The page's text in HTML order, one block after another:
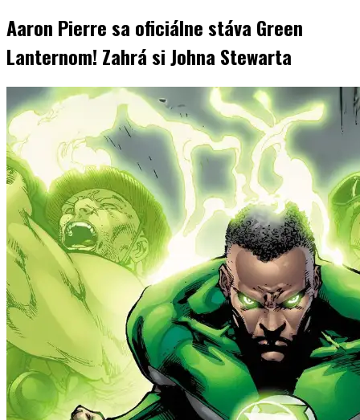
Aaron Pierre sa oficiálne stáva Green
Lanternom! Zahrá si Johna Stewarta